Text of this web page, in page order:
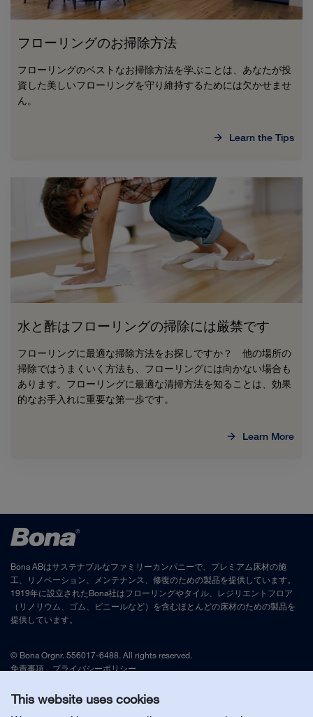
This website uses cookies
フローリングのお掃除方法
フローリングのベストなお掃除方法を学ぶことは、あなたが投
資した美しいフローリングを守り維持するためには欠かせませ
ん。
Learn the Tips
水と酢はフローリングの掃除には厳禁です
フローリングに最適な掃除方法をお探しですか？ 他の場所の
掃除ではうまくいく方法も、フローリングには向かない場合も
あります。フローリングに最適な清掃方法を知ることは、効果
的なお手入れに重要な第一歩です。
Learn More
Bona ABはサステナブルなファミリーカンパニーで、プレミアム床材の施
工、リノベーション、メンテナンス、修復のための製品を提供しています。
1919年に設立されたBona社はフローリングやタイル、レジリエントフロア
（リノリウム、ゴム、ビニールなど）を含むほとんどの床材のための製品を
提供しています。
© Bona Orgnr. 556017-6488. All rights reserved.
免責事項
プライバシーポリシー